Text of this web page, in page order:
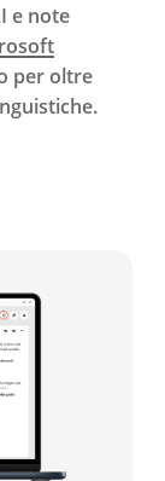
e note
per oltre